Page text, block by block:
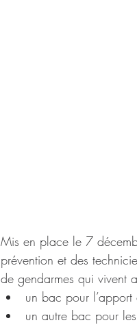
Mis en place le 7
prévention et des
de gendarmes qui vivent
un bac pour
un autre bac pour